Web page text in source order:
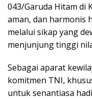
043/Garuda Hitam di
aman, dan harmonis
melalui sikap yang
menjunjung tinggi
Sebagai aparat
komitmen TNI,
untuk senantiasa